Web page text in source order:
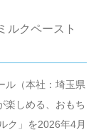
ルクペースト
ル（本社：埼玉県
楽しめる、おもち
ク」を2026年4月